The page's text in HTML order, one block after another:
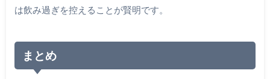
は飲み過ぎを控えることが賢明です。
まとめ